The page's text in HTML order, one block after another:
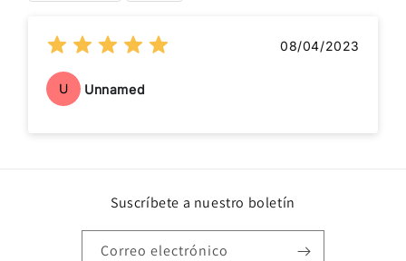
08/04/2023
U Unnamed
Suscríbete a nuestro boletín
Correo electrónico